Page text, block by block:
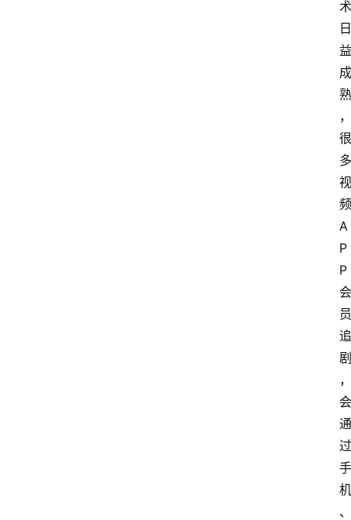
术
日
益
成
熟
，
很
多
视
频
A
P
P
会
员
追
剧
，
会
通
过
手
机
、